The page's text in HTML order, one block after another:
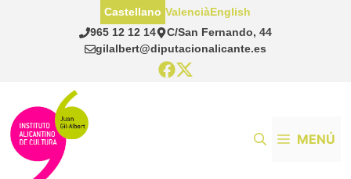
965 12 12 14
C/San Fernando, 44
gilalbert@diputacionalicante.es
Castellano ValenciàEnglish
MENÚ